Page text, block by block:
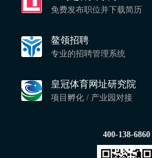
免费发布职位并下载简历
鳌领招聘
专业的招聘管理系统
皇冠体育网址研究院
项目孵化 / 产业园对接
400-138-6860